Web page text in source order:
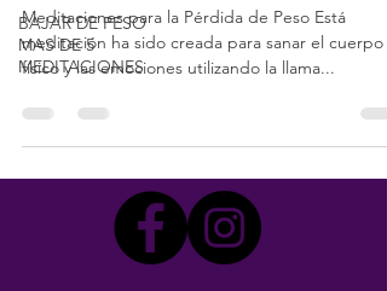
BAJAR DE PESO
MAS DE 5
MEDITACIONES
Meditaciones para la Pérdida de Peso Está
meditación ha sido creada para sanar el cuerpo
físico y las emociones utilizando la llama...